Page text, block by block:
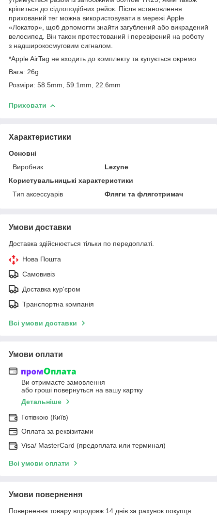
кріпиться до сідлоподібних рейок. Після встановлення
прихований тег можна використовувати в мережі Apple
«Локатор», щоб допомогти знайти загублений або викрадений
велосипед. Він також протестований і перевірений на роботу
з надширокосмуговим сигналом.
*Apple AirTag не входить до комплекту та купується окремо
Вага: 26g
Розміри: 58.5mm, 59.1mm, 22.6mm
Приховати
Характеристики
Основні
Виробник
Lezyne
Користувальницькі характеристики
Тип аксессуарів
Фляги та фляготримач
Умови доставки
Доставка здійснюється тільки по передоплаті.
Нова Пошта
Самовивіз
Доставка кур'єром
Транспортна компанія
Всі умови доставки
Умови оплати
Ви отримаєте замовлення
або гроші повернуться на вашу картку
Детальніше
Готівкою (Київ)
Оплата за реквізитами
Visa/ MasterCard (предоплата или терминал)
Всі умови оплати
Умови повернення
Повернення товару впродовж 14 днів за рахунок покупця